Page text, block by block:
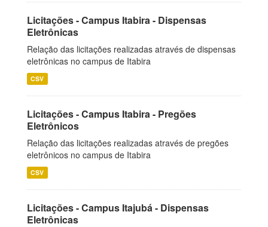
Licitações - Campus Itabira - Dispensas
Eletrônicas
Relação das licitações realizadas através de dispensas
eletrônicas no campus de Itabira
CSV
Licitações - Campus Itabira - Pregões
Eletrônicos
Relação das licitações realizadas através de pregões
eletrônicos no campus de Itabira
CSV
Licitações - Campus Itajubá - Dispensas
Eletrônicas